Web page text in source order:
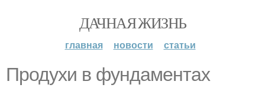
ДАЧНАЯ ЖИЗНЬ
главная новости статьи
Продухи в фундаментах